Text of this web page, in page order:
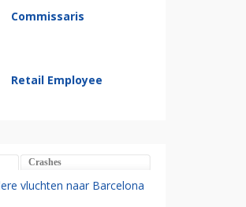
Commissaris
Retail Employee
Crashes
vluchten naar Barcelona